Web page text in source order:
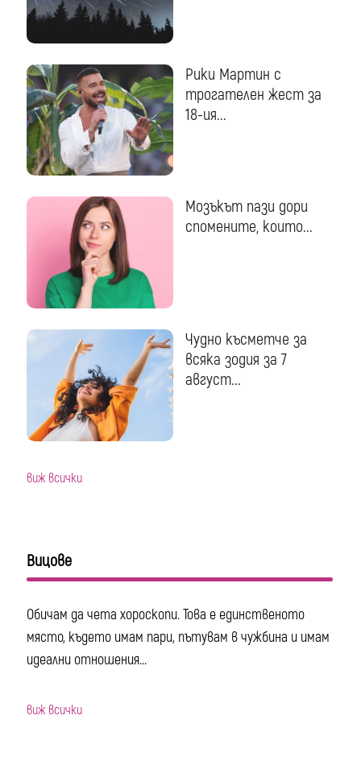
Рики Мартин с
трогателен жест за
18-ия...
Мозъкът пази дори
спомените, които...
Чудно късметче за
всяка зодия за 7
август...
виж всички
Вицове
Обичам да чета хороскопи. Това е единственото
място, където имам пари, пътувам в чужбина и имам
идеални отношения...
виж всички